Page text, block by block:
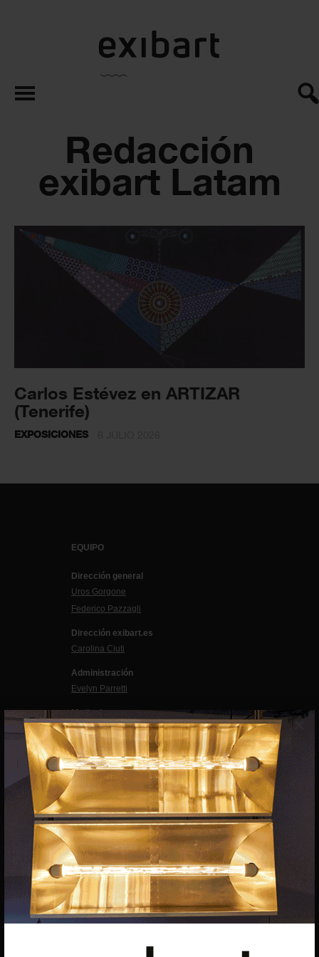
×
exibart.es
Redacción
exibart Latam
Carlos Estévez en ARTIZAR
(Tenerife)
EXPOSICIONES
EQUIPO
Dirección general
Uros Gorgone
Federico Pazzagli
Dirección exibart.es
Carolina Ciuti
Administración
Evelyn Parretti
Marketing
Francesca Grismondi
Programación y diseño web
Giovanni Costante
Marcello Moi
EXIBART SPAIN, S.L.U.
AVINGUDA ROMA, 12